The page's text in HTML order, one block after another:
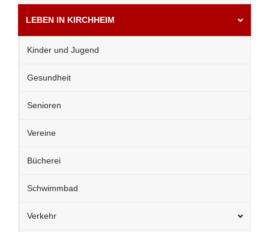
LEBEN IN KIRCHHEIM
Kinder und Jugend
Gesundheit
Senioren
Vereine
Bücherei
Schwimmbad
Verkehr